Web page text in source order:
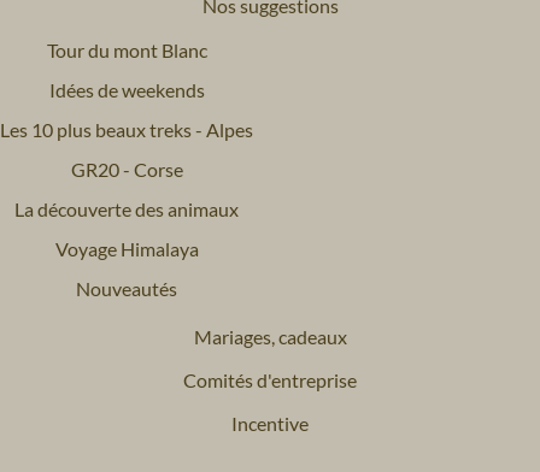
Nos suggestions
Tour du mont Blanc
Idées de weekends
Les 10 plus beaux treks - Alpes
GR20 - Corse
La découverte des animaux
Voyage Himalaya
Nouveautés
Mariages, cadeaux
Comités d'entreprise
Incentive